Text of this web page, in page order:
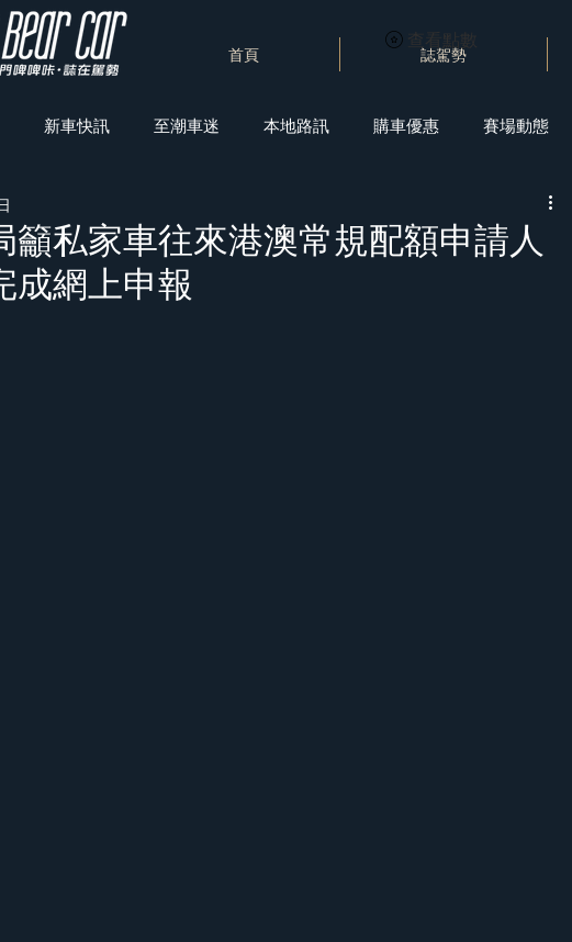
首頁 誌駕勢
查看點數
新車快訊 至潮車迷 本地路訊 購車優惠 賽場動態
籲私家車往來港澳常規配額申請人
成網上申報